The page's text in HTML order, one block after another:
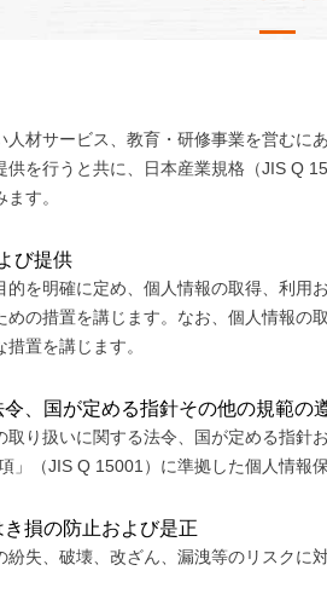
材サービス、教育・研修事業を営む
を行うと共に、日本産業規格（JIS Q
す。
び提供
を明確に定め、個人情報の取得、利
の措置を講じます。なお、個人情報
置を講じます。
、国が定める指針その他の規範の
り扱いに関する法令、国が定める指針
」（JIS Q 15001）に準拠した個人情報
損の防止および是正
失、破壊、改ざん、漏洩等のリスクに